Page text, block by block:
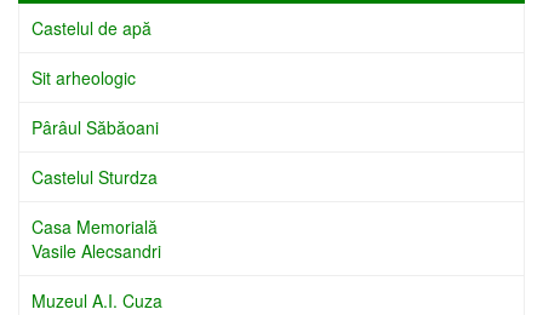
Castelul de apă
Sit arheologic
Pârâul Săbăoani
Castelul Sturdza
Casa Memorială
Vasile Alecsandri
Muzeul A.I. Cuza